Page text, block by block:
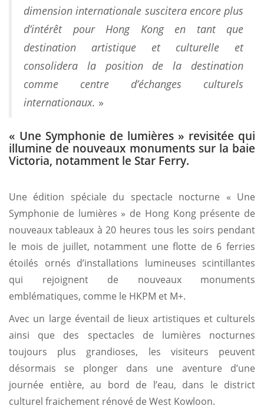
dimension internationale suscitera encore plus
d’intérêt pour Hong Kong en tant que
destination artistique et culturelle et
consolidera la position de la destination
comme centre d’échanges culturels
internationaux. »
« Une Symphonie de lumières » revisitée qui
illumine de nouveaux monuments sur la baie
Victoria, notamment le Star Ferry.
Une édition spéciale du spectacle nocturne « Une
Symphonie de lumières » de Hong Kong présente de
nouveaux tableaux à 20 heures tous les soirs pendant
le mois de juillet, notamment une flotte de 6 ferries
étoilés ornés d’installations lumineuses scintillantes
qui rejoignent de nouveaux monuments
emblématiques, comme le HKPM et M+.
Avec un large éventail de lieux artistiques et culturels
ainsi que des spectacles de lumières nocturnes
toujours plus grandioses, les visiteurs peuvent
désormais se plonger dans une aventure d’une
journée entière, au bord de l’eau, dans le district
culturel fraichement rénové de West Kowloon.